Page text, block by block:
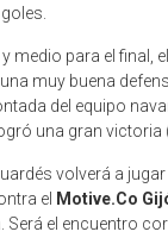
medio para el final,
muy buena
del equipo
una gran victoria
volverá a
el Motive.Co
Será el encuentro